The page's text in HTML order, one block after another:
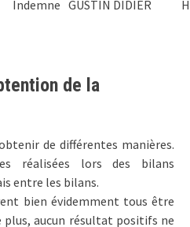
Indemne GUSTIN DIDIER
de la
de différentes manières.
réalisées lors des bilans
entre les bilans.
bien évidemment tous être
plus, aucun résultat positifs ne